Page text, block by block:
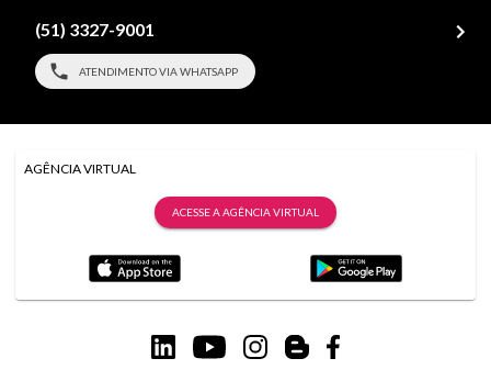
(51) 3327-9001
ATENDIMENTO VIA WHATSAPP
AGÊNCIA VIRTUAL
ACESSE A AGÊNCIA VIRTUAL